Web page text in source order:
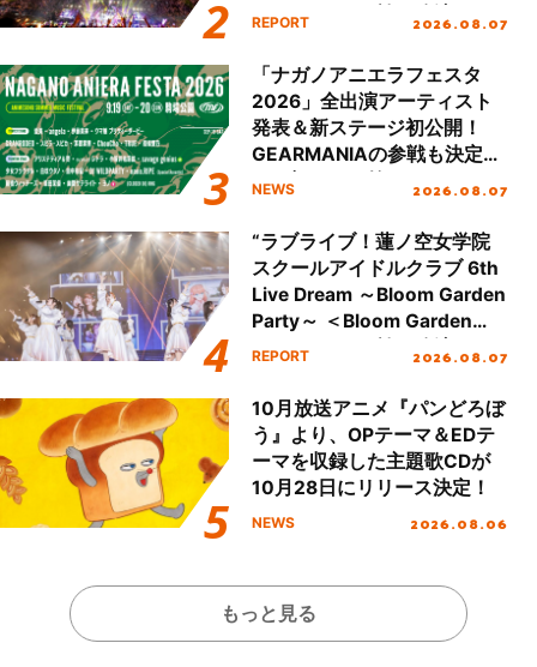
Party Stage／埼玉公演＞”
REPORT 2026.08.07
「ナガノアニエラフェスタ
2026」全出演アーティスト
発表＆新ステージ初公開！
GEARMANIAの参戦も決定
し、初となる第3ステージの
NEWS 2026.08.07
“ラブライブ！蓮ノ空女学院
スクールアイドルクラブ 6th
Live Dream ～Bloom Garden
Party～ ＜Bloom Garden
Party Stage／埼玉公演＞”
REPORT 2026.08.07
10月放送アニメ『パンどろぼ
う』より、OPテーマ＆EDテ
ーマを収録した主題歌CDが
10月28日にリリース決定！
NEWS 2026.08.06
もっと見る